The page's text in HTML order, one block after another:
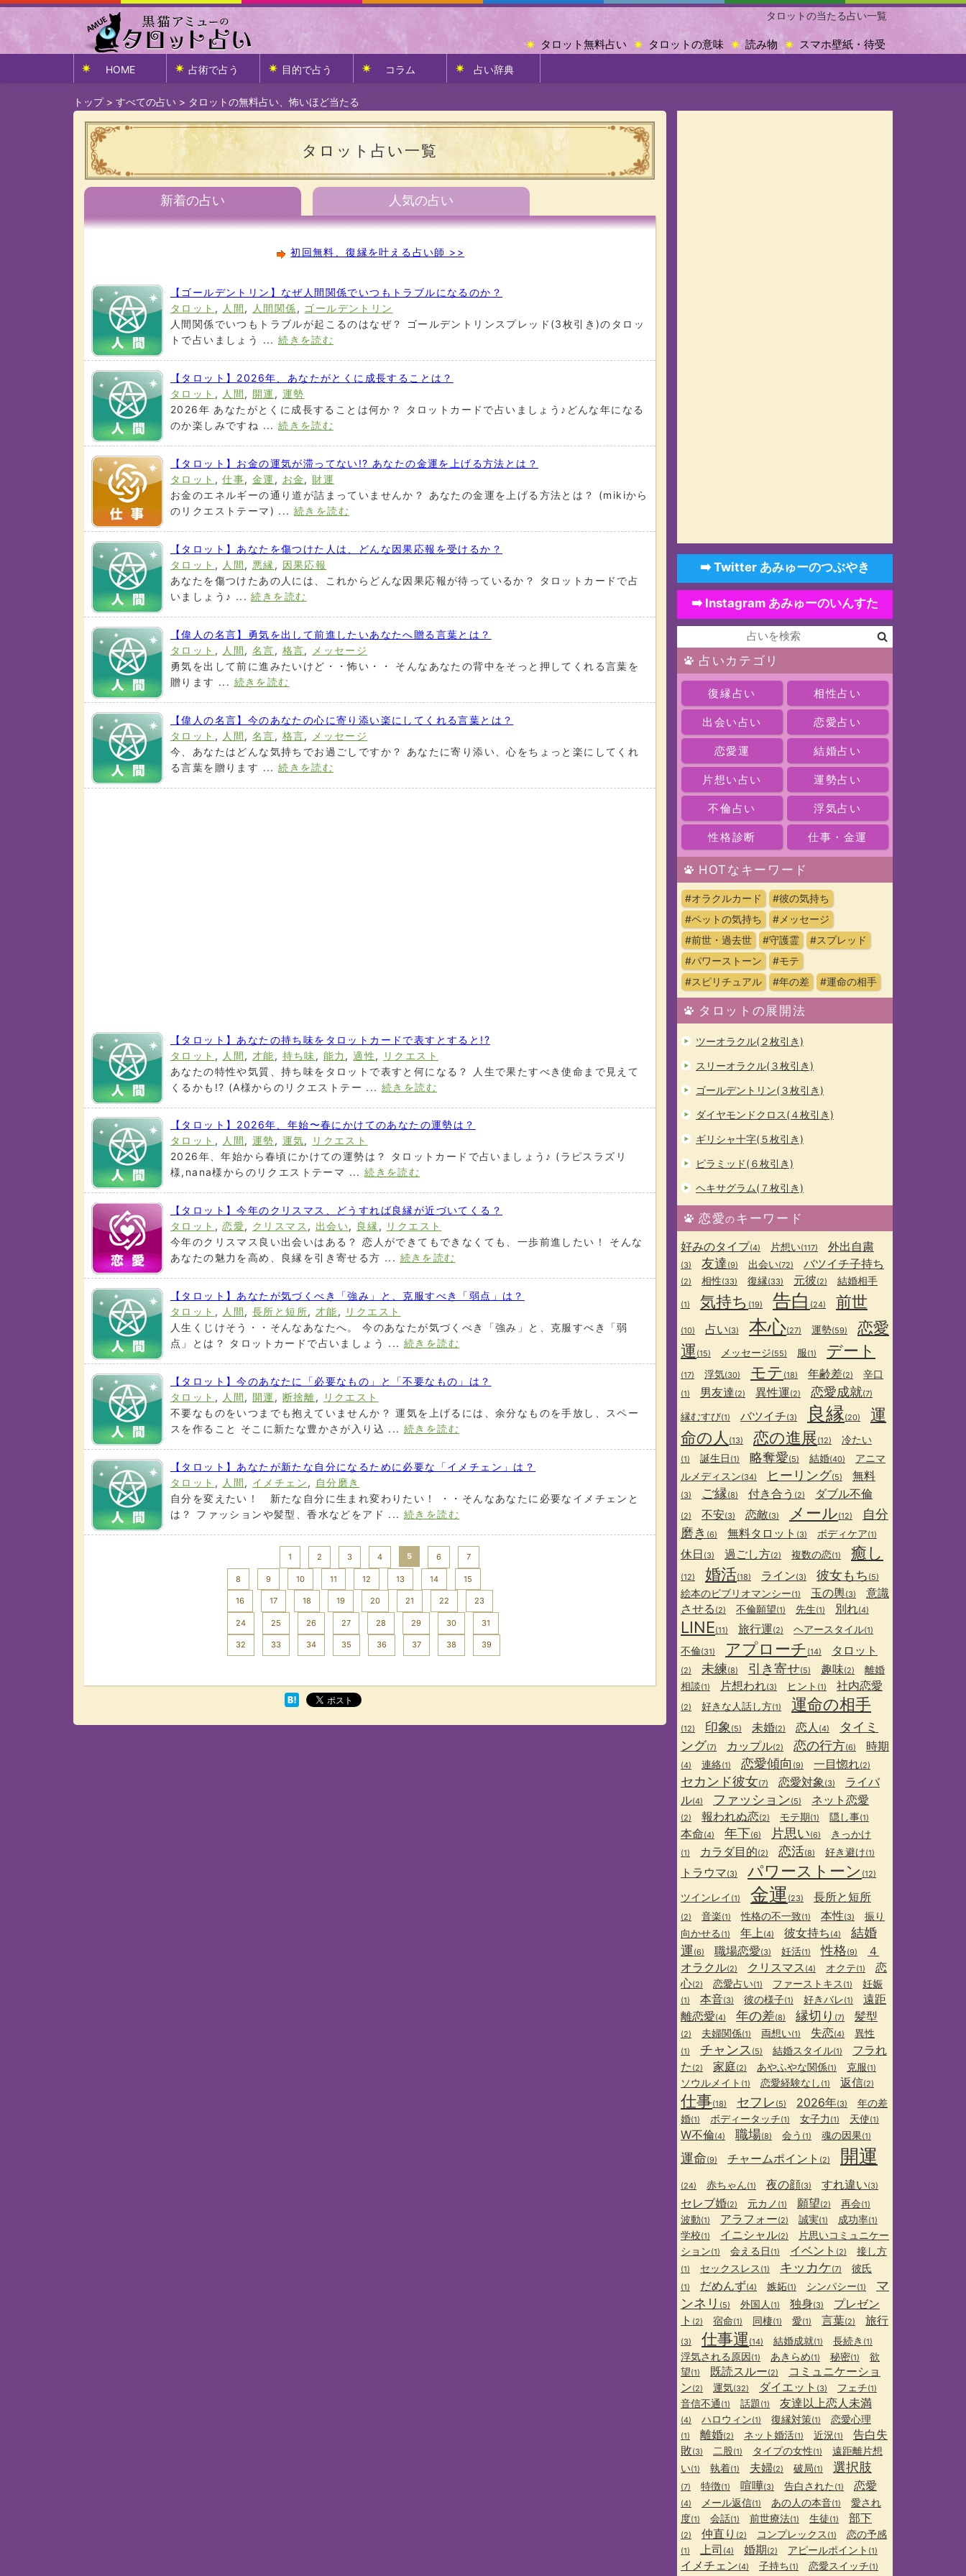
タロットの当たる占い一覧
スマホ壁紙・待受
読み物
タロットの意味
タロット無料占い
HOME 占術で占う 目的で占う コラム 占い辞典
トップ> すべての占い > タロットの無料占い、怖いほど当たる
タロット占い一覧
新着の占い 人気の占い
初回無料、復縁を叶える占い師 >>
【ゴールデントリン】なぜ人間関係でいつもトラブルになるのか？
タロット , 人間, 人間関係, ゴールデントリン
人間関係でいつもトラブルが起こるのはなぜ？ ゴールデントリンスプレッド(3枚引き)のタロッ
トで占いましょう ...続きを読む
【タロット】2026年、あなたがとくに成長することは？
タロット , 人間, 開運 , 運勢
2026年 あなたがとくに成長することは何か？ タロットカードで占いましょう♪どんな年になる
のか楽しみですね ...続きを読む
【タロット】お金の運気が滞ってない!? あなたの金運を上げる方法とは？
タロット ,仕事,金運 , お金, 財運
お金のエネルギーの通り道が詰まっていませんか？ あなたの金運を上げる方法とは？ (mikiから
のリクエストテーマ) ... 続きを読む
【タロット】あなたを傷つけた人は、どんな因果応報を受けるか？
タロット , 人間, 悪縁 , 因果応報
あなたを傷つけたあの人には、これからどんな因果応報が待っているか？ タロットカードで占
いましょう♪ ...続きを読む
【偉人の名言】勇気を出して前進したいあなたへ贈る言葉とは？
タロット , 人間,名言, 格言,
メッセージ
勇気を出して前に進みたいけど・・怖い・・ そんなあなたの背中をそっと押してくれる言葉を
贈ります ... 続きを読む
【偉人の名言】今のあなたの心に寄り添い楽にしてくれる言葉とは？
タロット , 人間,名言, 格言,
メッセージ
今、あなたはどんな気持ちでお過ごしですか？ あなたに寄り添い、心をちょっと楽にしてくれ
る言葉を贈ります ...続きを読む
【タロット】あなたの持ち味をタロットカードで表すとすると!?
タロット , 人間, 才能, 持ち味, 能力 ,適性,
リクエスト
あなたの特性や気質、持ち味をタロットで表すと何になる？ 人生で果たすべき使命まで見えて
くるかも!? (A様からのリクエストテー ... 続きを読む
【タロット】2026年、年始〜春にかけてのあなたの運勢は？
タロット , 人間 ,運勢, 運気,
リクエスト
2026年、年始から春頃にかけての運勢は？ タロットカードで占いましょう♪ (ラピスラズリ
様,nana様からのリクエストテーマ ...続きを読む
【タロット】今年のクリスマス、どうすれば良縁が近づいてくる？
タロット ,恋愛, クリスマス , 出会い, 良縁, リクエスト
今年のクリスマス良い出会いはある？ 恋人ができてもできなくても、一歩前進したい！ そんな
あなたの魅力を高め、良縁を引き寄せる方 ... 続きを読む
【タロット】あなたが気づくべき「強み」と、克服すべき「弱点」は？
タロット , 人間,長所と短所, 才能, リクエスト
人生くじけそう・・そんなあなたへ。 今のあなたが気づくべき「強み」と、克服すべき「弱
点」とは？ タロットカードで占いましょう ... 続きを読む
【タロット】今のあなたに「必要なもの」と「不要なもの」は？
タロット , 人間, 開運 , 断捨離,
リクエスト
不要なものをいつまでも抱えていませんか？ 運気を上げるには、余分なものを手放し、スペー
スを作ること そこに新たな豊かさが入り込 ... 続きを読む
【タロット】あなたが新たな自分になるために必要な「イメチェン」は？
タロット , 人間, イメチェン, 自分磨き
自分を変えたい！ 新たな自分に生まれ変わりたい！ ・・そんなあなたに必要なイメチェンと
は？ ファッションや髪型、香水などをアド ... 続きを読む
1 2 3 4 5 6 7
8 9 10 11 12 13 14 15
16 17 18 19 20 21 22 23
24 25 26 27 28 29 30 31
32 33 34 35 36 37 38 39
➡️ Twitter あみゅーのつぶやき
➡️ Instagram あみゅーのいんすた
占いカテゴリ
復縁占い 相性占い
出会い占い 恋愛占い
恋愛運 結婚占い
片想い占い 運勢占い
不倫占い 浮気占い
性格診断 仕事・金運
HOTなキーワード
#オラクルカード
#彼の気持ち
#ペットの気持ち
#メッセージ
#前世・過去世
#守護霊
#スプレッド
#パワーストーン
#モテ
#スピリチュアル
#年の差 #運命の相手
タロットの展開法
ツーオラクル(２枚引き)
スリーオラクル(３枚引き)
ゴールデントリン(３枚引き)
ダイヤモンドクロス(４枚引き)
ギリシャ十字(５枚引き)
ピラミッド(６枚引き)
ヘキサグラム(７枚引き)
恋愛のキーワード
好みのタイプ(4) 片想い(117) 外出自粛
(3) 友達 (9) 出会い(72) バツイチ子持ち
(2) 相性(33) 復縁(33) 元彼(2) 結婚相手
(1) 気持ち (19) 告白 (24) 前世
(10) 占い(3) 本心(27) 運勢(59)
恋愛
運 (15) メッセージ(55) 服(1) デート
(17) 浮気(30) モテ (18) 年齢差(2) 辛口
(1) 男友達(2) 異性運(2) 恋愛成就(7)
縁むすび(1) バツイチ(3) 良縁(20)
運
命の人 (13) 恋の進展(12) 冷たい
(1) 誕生日 (1) 略奪愛(5) 結婚(40)
アニマ
ルメディスン(34) ヒーリング(5) 無料
(3) ご縁(8) 付き合う (2) ダブル不倫
(2) 不安(3) 恋敵(3) メール(12)
自分
磨き (6) 無料タロット (3) ボディケア(1)
休日 (3) 過ごし方(2) 複数の恋(1) 癒し
(12) 婚活(18) ライン(3) 彼女もち (5)
絵本のビブリオマンシー(1) 玉の輿(3)
意識
させる (2) 不倫願望(1) 先生(1) 別れ(4)
LINE(11) 旅行運(2) ヘアースタイル(1)
不倫(31) アプローチ (14) タロット
(2) 未練(8) 引き寄せ(5) 趣味(2)
離婚
相談(1) 片想われ(3) ヒント (1) 社内恋愛
(2) 好きな人話し方(1) 運命の相手
(12) 印象 (5) 未婚(2) 恋人 (4)
タイミ
ング(7) カップル(2) 恋の行方(6) 時期
(4) 連絡(1) 恋愛傾向 (9) 一目惚れ(2)
セカンド彼女(7) 恋愛対象(3)
ライバ
ル(4) ファッション(5) ネット恋愛
(2) 報われぬ恋(2) モテ期(1) 隠し事(1)
本命(4) 年下(6) 片思い(6) きっかけ
(1) カラダ目的(2) 恋活(8) 好き避け(1)
トラウマ(3) パワーストーン (12)
ツインレイ (1) 金運 (23) 長所と短所
(2) 音楽(1) 性格の不一致(1) 本性(3)
振り
向かせる (1) 年上(4) 彼女持ち (4)
結婚
運(6) 職場恋愛(3) 妊活(1) 性格(9)
４
オラクル(2) クリスマス (4) オクテ(1)
恋
心(2) 恋愛占い(1) ファーストキス (1) 妊娠
(1) 本音(3) 彼の様子(1) 好きバレ(1)
遠距
離恋愛(4) 年の差(8) 縁切り (7) 髪型
(2) 夫婦関係(1) 両想い(1) 失恋(4) 異性
(1) チャンス (5) 結婚スタイル(1)
フラれ
た (2) 家庭(2) あやふやな関係(1) 克服(1)
ソウルメイト (1) 恋愛経験なし (1) 返信(2)
仕事(18) セフレ (5) 2026年(3)
年の差
婚(1) ボディータッチ(1) 女子力 (1) 天使(1)
W不倫(4) 職場(8) 会う (1) 魂の因果(1)
運命(9) チャームポイント (2) 開運
(24) 赤ちゃん(1) 夜の顔(3) すれ違い(3)
セレブ婚(2) 元カノ (1) 願望(2) 再会(1)
波動(1) アラフォー(2) 誠実(1) 成功率(1)
学校(1) イニシャル(2)
片思いコミュニケー
ション(1) 会える日 (1) イベント (2) 接し方
(1) セックスレス (1) キッカケ(7) 彼氏
(1) だめんず(4) 嫉妬(1) シンパシー(1)
マ
ンネリ (5) 外国人 (1) 独身(3)
プレゼン
ト (2) 宿命(1) 同棲(1) 愛(1) 言葉(2) 旅行
(3) 仕事運 (14) 結婚成就(1) 長続き (1)
浮気される原因(1) あきらめ(1) 秘密(1)
欲
望(1) 既読スルー(2)
コミュニケーショ
ン(2) 運気(32) ダイエット (3) フェチ(1)
音信不通 (1) 話題(1) 友達以上恋人未満
(4) ハロウィン(1) 復縁対策(1) 恋愛心理
(1) 離婚(2) ネット婚活(1) 近況 (1)
告白失
敗(3) 二股(1) タイプの女性(1)
遠距離片想
い(1) 執着(1) 夫婦(2) 破局(1) 選択肢
(7) 特徴(1) 喧嘩(3) 告白された (1) 恋愛
(4) メール返信(1) あの人の本音(1)
愛され
度(1) 会話(1) 前世療法(1) 生徒(1) 部下
(2) 仲直り (2) コンプレックス (1) 恋の予感
(1) 上司 (4) 婚期(2) アピールポイント (1)
イメチェン(4) 子持ち(1) 恋愛スイッチ(1)